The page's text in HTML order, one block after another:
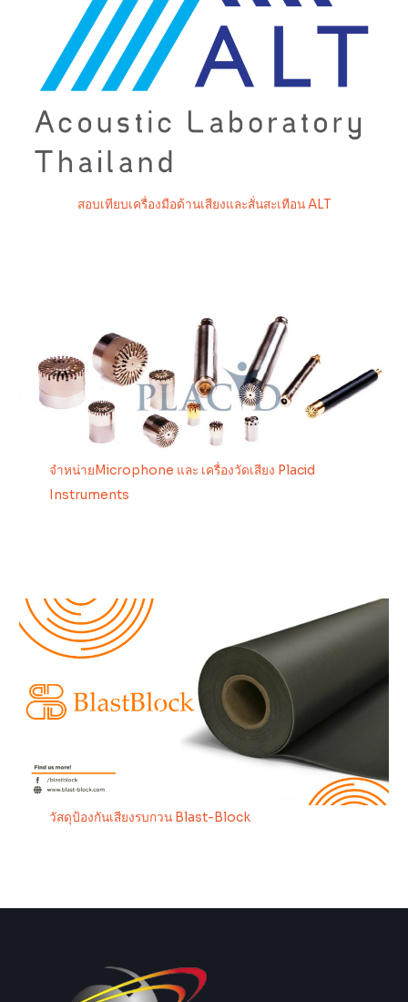
สอบเทียบเครื่องมือด้านเสียงและสั่นสะเทือน ALT
จำหน่ายMicrophone และ เครื่องวัดเสียง Placid
Instruments
วัสดุป้องกันเสียงรบกวน Blast-Block